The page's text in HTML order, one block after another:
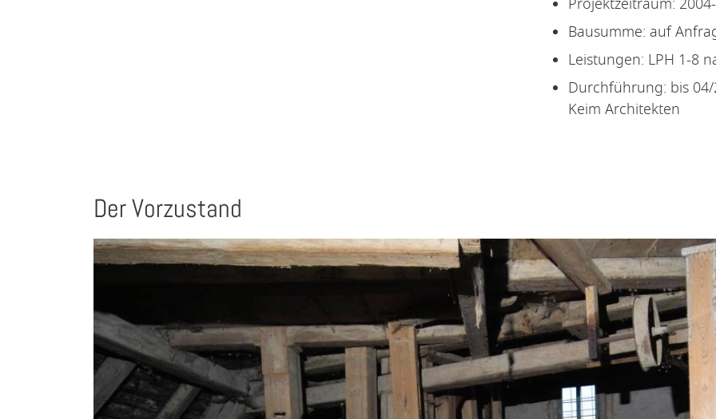
Bausumme: auf
Leistungen: LPH 1-8
Durchführung: bis
Keim Architekten
Der Vorzustand